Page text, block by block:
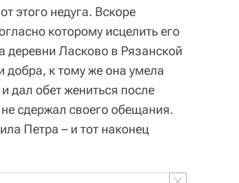
этого недуга. Вскоре
которому исцелить его
деревни Ласково в Рязанской
к тому же она умела
дал обет жениться после
сдержал своего обещания.
Петра – и тот наконец